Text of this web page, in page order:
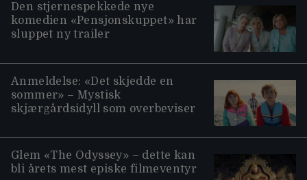
Den stjernespekkede nye
komedien «Pensjonskuppet» har
sluppet ny trailer
Anmeldelse: «Det skjedde en
sommer» – Mystisk
skjærgårdsidyll som overbeviser
Glem «The Odyssey» – dette kan
bli årets mest episke filmeventyr